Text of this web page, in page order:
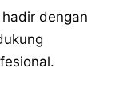
dengan